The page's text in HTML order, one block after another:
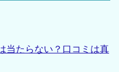
当たらない？口コミは真